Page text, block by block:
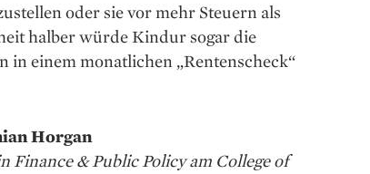
oder sie vor mehr Steuern als
halber würde Kindur sogar die
einem monatlichen „Rentenscheck“
Horgan
Finance & Public Policy am College of